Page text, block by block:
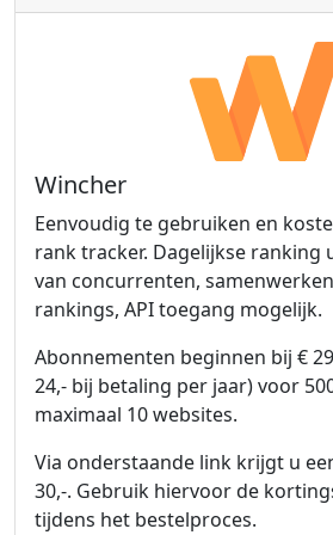
Wincher
Eenvoudig te gebruiken en
rank tracker. Dagelijkse ranking
van concurrenten,
rankings, API toegang mogelijk.
Abonnementen beginnen bij €
24,- bij betaling per jaar) voor
maximaal 10 websites.
Via onderstaande link krijgt u
30,-. Gebruik hiervoor de
tijdens het bestelproces.